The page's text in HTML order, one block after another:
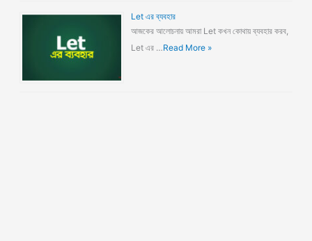
Let এর ব্যবহার
আজকের আলোচনায় আমরা Let কখন কোথায় ব্যবহার করব,
Let এর …Read More »